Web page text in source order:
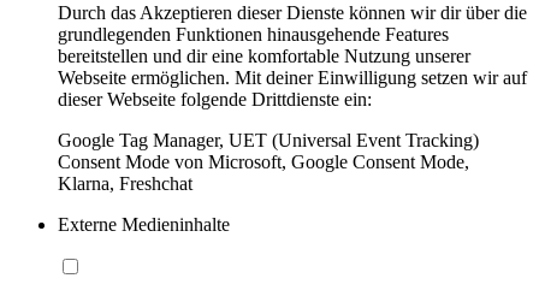
Durch das Akzeptieren dieser Dienste können wir dir über die
grundlegenden Funktionen hinausgehende Features
bereitstellen und dir eine komfortable Nutzung unserer
Webseite ermöglichen. Mit deiner Einwilligung setzen wir auf
dieser Webseite folgende Drittdienste ein:
Google Tag Manager, UET (Universal Event Tracking)
Consent Mode von Microsoft, Google Consent Mode,
Klarna, Freshchat
Externe Medieninhalte